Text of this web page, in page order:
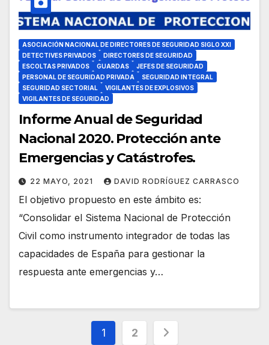
ASOCIACIÓN NACIONAL DE DIRECTORES DE SEGURIDAD SIGLO XXI
DETECTIVES PRIVADOS
DIRECTORES DE SEGURIDAD
ESCOLTAS PRIVADOS
GUARDAS
JEFES DE SEGURIDAD
PERSONAL DE SEGURIDAD PRIVADA
SEGURIDAD INTEGRAL
SEGURIDAD SECTORIAL
VIGILANTES DE EXPLOSIVOS
VIGILANTES DE SEGURIDAD
Informe Anual de Seguridad
Nacional 2020. Protección ante
Emergencias y Catástrofes.
22 MAYO, 2021 DAVID RODRÍGUEZ CARRASCO
El objetivo propuesto en este ámbito es:
“Consolidar el Sistema Nacional de Protección
Civil como instrumento integrador de todas las
capacidades de España para gestionar la
respuesta ante emergencias y…
Paginación
1 2